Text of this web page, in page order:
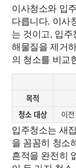
이사청소와 입
다릅니다. 이사
는 것이고, 입
해물질을 제거
의 청소를 비교
목적
청소 대상
이
입주청소는 새
을 꼼꼼히 청소
흔적을 완전히